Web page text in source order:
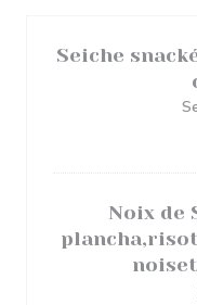
Seiche
Noix de